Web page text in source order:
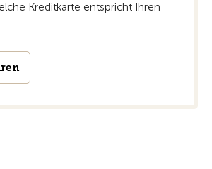
Kreditkarte entspricht Ihren